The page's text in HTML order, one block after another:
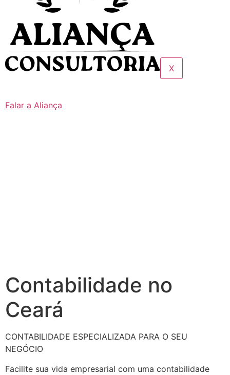
X
Falar a Aliança
Contabilidade no
Ceará
CONTABILIDADE ESPECIALIZADA PARA O SEU
NEGÓCIO
Facilite sua vida empresarial com uma contabilidade